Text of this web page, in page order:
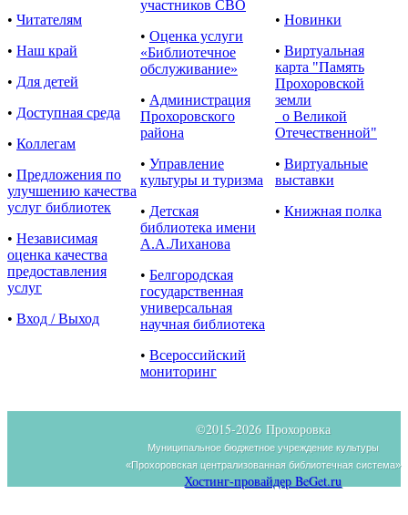
• Читателям
• Наш край
• Для детей
• Доступная среда
• Коллегам
• Предложения по
улучшению качества
услуг библиотек
• Независимая
оценка качества
предоставления
услуг
• Вход / Выход
участников СВО
• Оценка услуги
«Библиотечное
обслуживание»
• Администрация
Прохоровского
района
• Управление
культуры и туризма
• Детская
библиотека имени
А.А.Лиханова
• Белгородская
государственная
универсальная
научная библиотека
• Всероссийский
мониторинг
• Новинки
• Виртуальная
карта "Память
Прохоровской
земли
о Великой
Отечественной"
• Виртуальные
выставки
• Книжная полка
©2015-2026 Прохоровка
Муниципальное бюджетное учреждение культуры
«Прохоровская централизованная библиотечная система»
Хостинг-провайдер BeGet.ru